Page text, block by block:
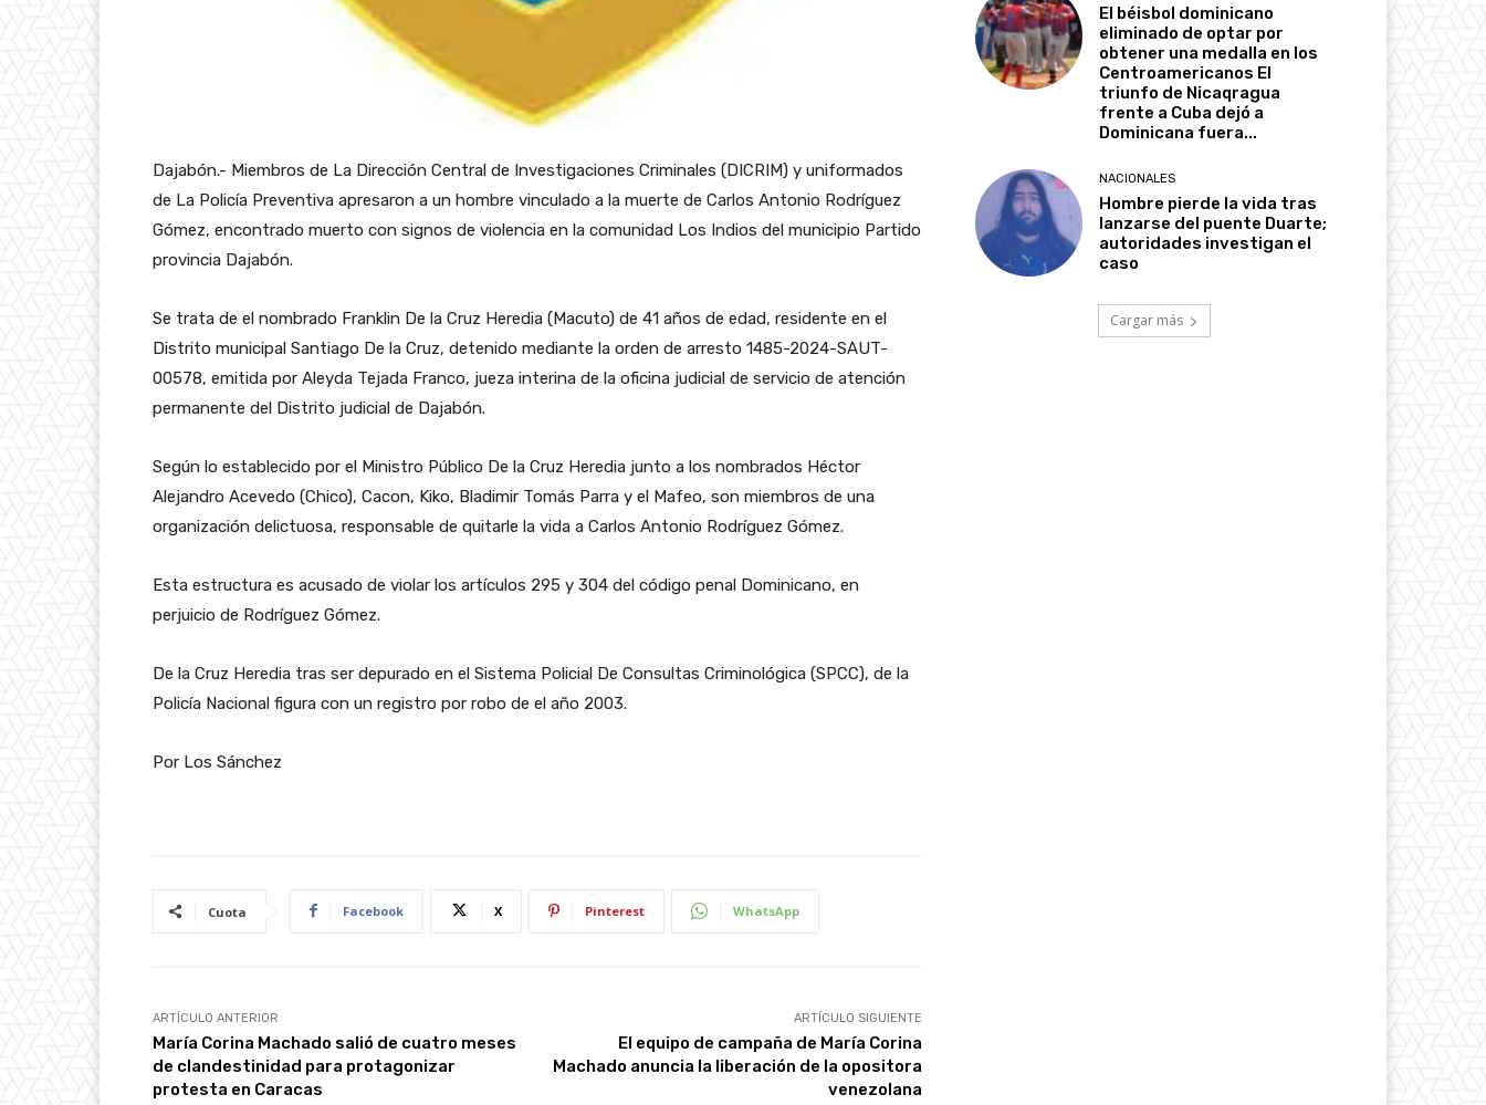
Dajabón.- Miembros de La Dirección Central de Investigaciones Criminales (DICRIM) y uniformados
de La Policía Preventiva apresaron a un hombre vinculado a la muerte de Carlos Antonio Rodríguez
Gómez, encontrado muerto con signos de violencia en la comunidad Los Indios del municipio Partido
provincia Dajabón.
Se trata de el nombrado Franklin De la Cruz Heredia (Macuto) de 41 años de edad, residente en el
Distrito municipal Santiago De la Cruz, detenido mediante la orden de arresto 1485-2024-SAUT-
00578, emitida por Aleyda Tejada Franco, jueza interina de la oficina judicial de servicio de atención
permanente del Distrito judicial de Dajabón.
Según lo establecido por el Ministro Público De la Cruz Heredia junto a los nombrados Héctor
Alejandro Acevedo (Chico), Cacon, Kiko, Bladimir Tomás Parra y el Mafeo, son miembros de una
organización delictuosa, responsable de quitarle la vida a Carlos Antonio Rodríguez Gómez.
Esta estructura es acusado de violar los artículos 295 y 304 del código penal Dominicano, en
perjuicio de Rodríguez Gómez.
De la Cruz Heredia tras ser depurado en el Sistema Policial De Consultas Criminológica (SPCC), de la
Policía Nacional figura con un registro por robo de el año 2003.
Por Los Sánchez
Cuota Facebook X Pinterest WhatsApp
ARTÍCULO ANTERIOR
María Corina Machado salió de cuatro meses
de clandestinidad para protagonizar
protesta en Caracas
ARTÍCULO SIGUIENTE
El equipo de campaña de María Corina
Machado anuncia la liberación de la opositora
venezolana
El béisbol dominicano
eliminado de optar por
obtener una medalla en los
Centroamericanos El
triunfo de Nicaqragua
frente a Cuba dejó a
Dominicana fuera...
NACIONALES
Hombre pierde la vida tras
lanzarse del puente Duarte;
autoridades investigan el
caso
Cargar más